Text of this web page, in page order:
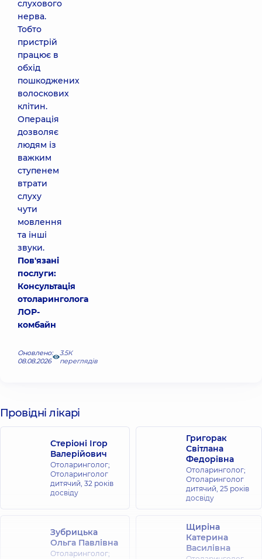
слухового
нерва.
Тобто
пристрій
працює в
обхід
пошкоджених
волоскових
клітин.
Операція
дозволяє
людям із
важким
ступенем
втрати
слуху
чути
мовлення
та інші
звуки.
Пов'язані
послуги:
Консультація
отоларинголога
ЛОР-
комбайн
Оновлено:
08.08.2026
3.5К
переглядів
Провідні лікарі
Стеріоні Ігор
Валерійович
Отоларинголог;
Отоларинголог
дитячий, 32 років
досвіду
Григорак
Світлана
Федорівна
Отоларинголог;
Отоларинголог
дитячий, 25 років
досвіду
Зубрицька
Ольга Павлівна
Отоларинголог;
Щиріна
Катерина
Василівна